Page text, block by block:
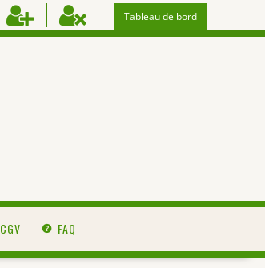
Tableau de bord
CGV FAQ